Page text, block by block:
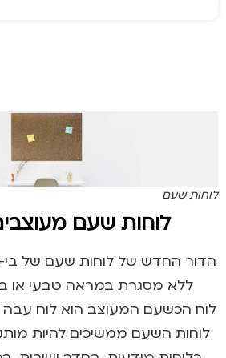
לוחות שעם
לוחות שעם
הדור החדש של לוחות שעם של בי-
ללא מסגרת במראה טבעי או
לוח הכשעם המעוצב הוא לוח עבה
לוחות השעם ממשיכים להיות